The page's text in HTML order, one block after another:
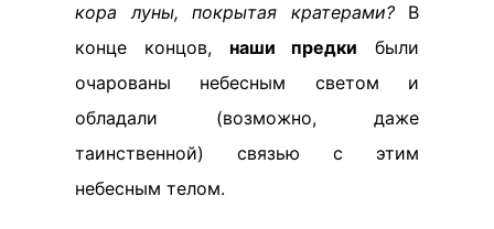
кора луны, покрытая кратерами?В
конце концов, наши предки были
очарованы небесным светом и
обладали (возможно, даже
таинственной) связью с этим
небесным телом.